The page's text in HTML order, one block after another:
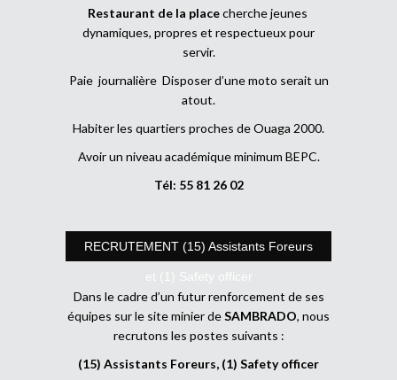
Restaurant de la placecherche jeunes
dynamiques, propres et respectueux pour
servir.
Paie journalière Disposer d’une moto serait un
atout.
Habiter les quartiers proches de Ouaga 2000.
Avoir un niveau académique minimum BEPC.
Tél: 55 81 26 02
RECRUTEMENT (15) Assistants Foreurs
et (1) Safety officer
Dans le cadre d’un futur renforcement de ses
équipes sur le site minier deSAMBRADO, nous
recrutons les postes suivants :
(15) Assistants Foreurs, (1) Safety officer